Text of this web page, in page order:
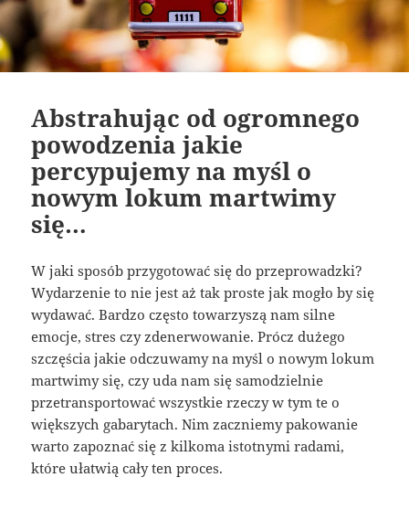
Abstrahując od ogromnego
powodzenia jakie
percypujemy na myśl o
nowym lokum martwimy
się…
W jaki sposób przygotować się do przeprowadzki?
Wydarzenie to nie jest aż tak proste jak mogło by się
wydawać. Bardzo często towarzyszą nam silne
emocje, stres czy zdenerwowanie. Prócz dużego
szczęścia jakie odczuwamy na myśl o nowym lokum
martwimy się, czy uda nam się samodzielnie
przetransportować wszystkie rzeczy w tym te o
większych gabarytach. Nim zaczniemy pakowanie
warto zapoznać się z kilkoma istotnymi radami,
które ułatwią cały ten proces.